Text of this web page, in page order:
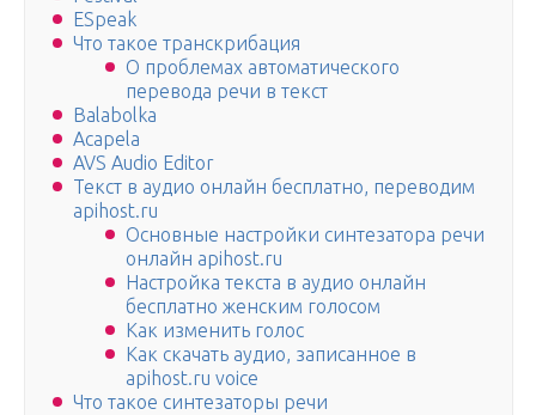
ESpeak
Что такое транскрибация
О проблемах автоматического
перевода речи в текст
Balabolka
Acapela
AVS Audio Editor
Текст в аудио онлайн бесплатно, переводим
apihost.ru
Основные настройки синтезатора речи
онлайн apihost.ru
Настройка текста в аудио онлайн
бесплатно женским голосом
Как изменить голос
Как скачать аудио, записанное в
apihost.ru voice
Что такое синтезаторы речи